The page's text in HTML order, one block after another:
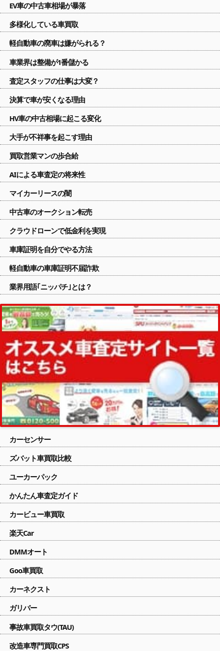
EV車の中古車相場が暴落
多様化している車買取
軽自動車の廃車は嫌がられる？
車業界は整備が1番儲かる
査定スタッフの仕事は大変？
決算で車が安くなる理由
HV車の中古相場に起こる変化
大手が不祥事を起こす理由
買取営業マンの歩合給
AIによる車査定の将来性
マイカーリースの闇
中古車のオークション転売
クラウドローンで低金利を実現
車庫証明を自分でやる方法
軽自動車の車庫証明不届詐欺
業界用語｢ニッパチ｣とは？
カーセンサー
ズバット車買取比較
ユーカーパック
かんたん車査定ガイド
カービュー車買取
楽天Car
DMMオート
Goo車買取
カーネクスト
ガリバー
事故車買取タウ(TAU)
改造車専門買取CPS